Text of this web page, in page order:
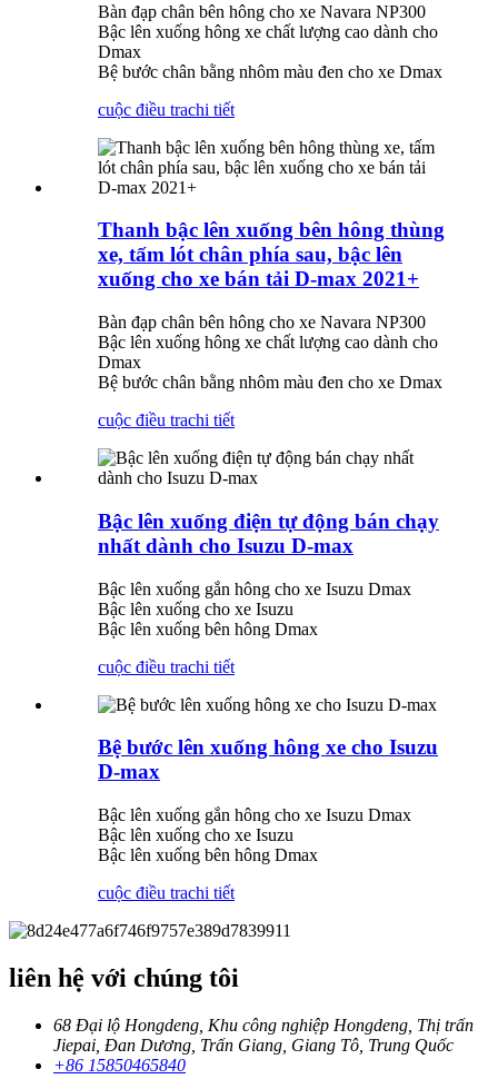
Bàn đạp chân bên hông cho xe Navara NP300
Bậc lên xuống hông xe chất lượng cao dành cho
Dmax
Bệ bước chân bằng nhôm màu đen cho xe Dmax
cuộc điều trachi tiết
Thanh bậc lên xuống bên hông thùng
xe, tấm lót chân phía sau, bậc lên
xuống cho xe bán tải D-max 2021+
Bàn đạp chân bên hông cho xe Navara NP300
Bậc lên xuống hông xe chất lượng cao dành cho
Dmax
Bệ bước chân bằng nhôm màu đen cho xe Dmax
cuộc điều trachi tiết
Bậc lên xuống điện tự động bán chạy
nhất dành cho Isuzu D-max
Bậc lên xuống gắn hông cho xe Isuzu Dmax
Bậc lên xuống cho xe Isuzu
Bậc lên xuống bên hông Dmax
cuộc điều trachi tiết
Bệ bước lên xuống hông xe cho Isuzu
D-max
Bậc lên xuống gắn hông cho xe Isuzu Dmax
Bậc lên xuống cho xe Isuzu
Bậc lên xuống bên hông Dmax
cuộc điều trachi tiết
liên hệ với chúng tôi
68 Đại lộ Hongdeng, Khu công nghiệp Hongdeng, Thị trấn
Jiepai, Đan Dương, Trấn Giang, Giang Tô, Trung Quốc
+86 15850465840